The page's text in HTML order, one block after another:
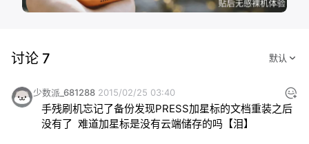
讨论 7
少数派_681288 2015/02/25 03:40
手残刷机忘记了备份发现PRESS加星标的文档重装之后
没有了  难道加星标是没有云端储存的吗【泪】